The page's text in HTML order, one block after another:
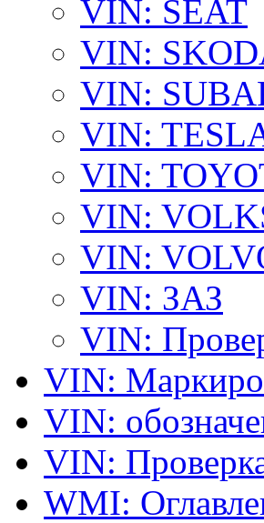
VIN: SEAT
VIN:
VIN:
VIN:
VIN:
VIN:
VIN:
VIN: ЗАЗ
VIN:
VIN:
VIN:
VIN:
WMI: